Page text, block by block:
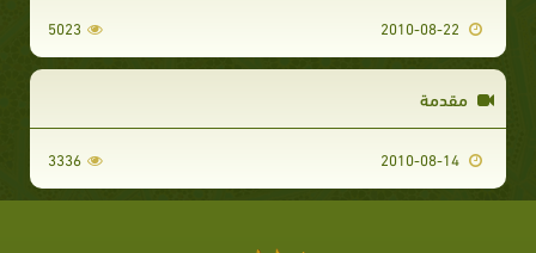
5023
مقدمة
3336